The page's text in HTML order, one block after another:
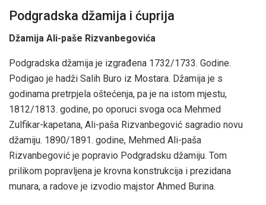
Podgradska džamija i ćuprija
Džamija Ali-paše Rizvanbegovića
Podgradska džamija je izgrađena 1732/1733. Godine.
Podigao je hadži Salih Buro iz Mostara. Džamija je s
godinama pretrpjela oštećenja, pa je na istom mjestu,
1812/1813. godine, po oporuci svoga oca Mehmed
Zulfikar-kapetana, Ali-paša Rizvanbegović sagradio novu
džamiju. 1890/1891. godine, Mehmed Ali-paša
Rizvanbegović je popravio Podgradsku džamiju. Tom
prilikom popravljena je krovna konstrukcija i prezidana
munara, a radove je izvodio majstor Ahmed Burina.